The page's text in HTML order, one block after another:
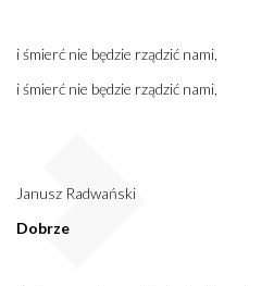
i śmierć nie będzie rządzić nami,
i śmierć nie będzie rządzić nami,
Janusz Radwański
Dobrze